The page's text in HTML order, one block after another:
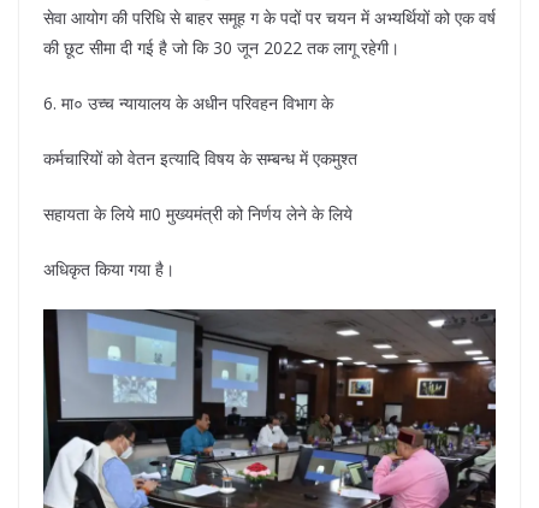
सेवा आयोग की परिधि से बाहर समूह ग के पदों पर चयन में अभ्यर्थियों को एक वर्ष
की छूट सीमा दी गई है जो कि 30 जून 2022 तक लागू रहेगी।
6. मा० उच्च न्यायालय के अधीन परिवहन विभाग के
कर्मचारियों को वेतन इत्यादि विषय के सम्बन्ध में एकमुश्त
सहायता के लिये मा0 मुख्यमंत्री को निर्णय लेने के लिये
अधिकृत किया गया है।